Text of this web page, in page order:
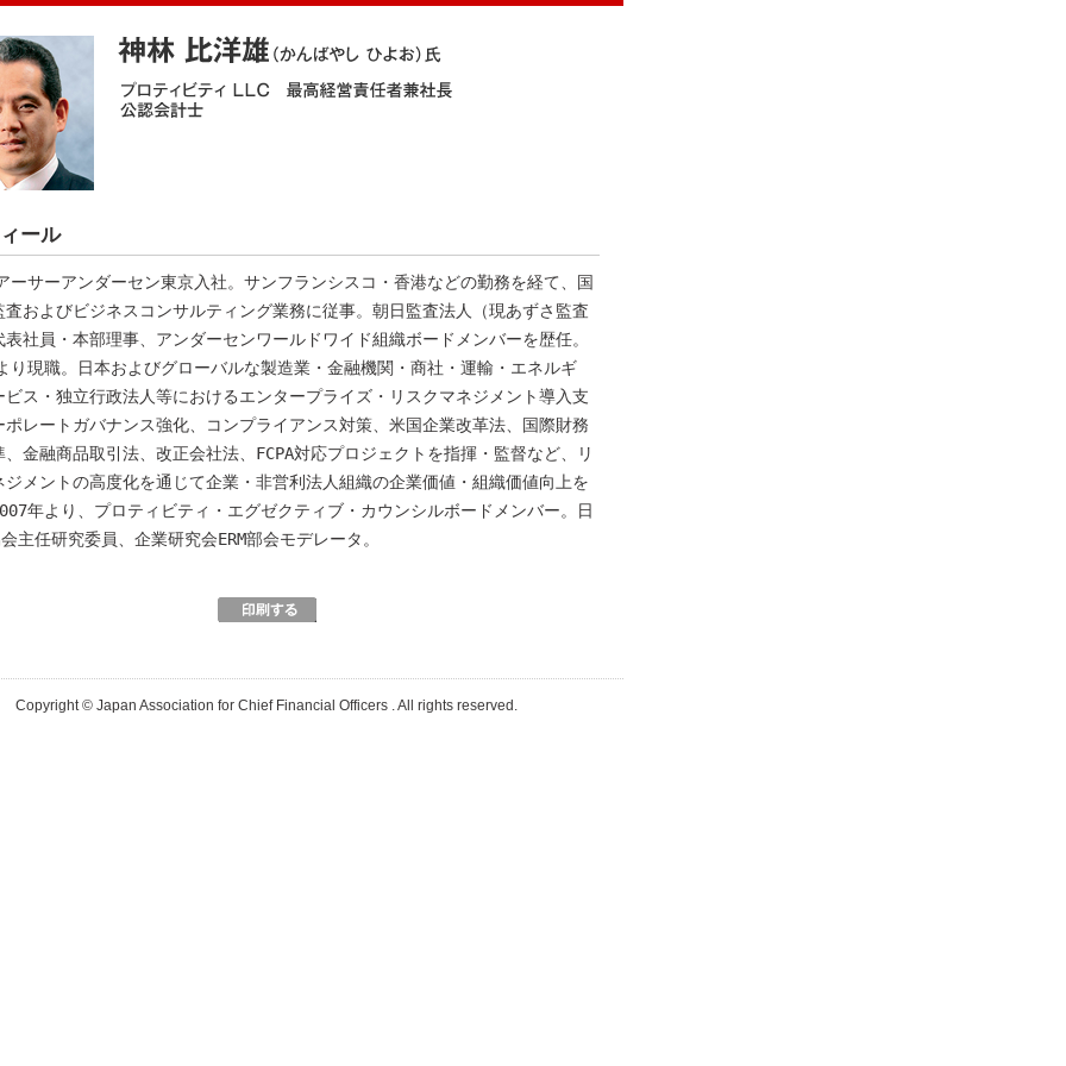
ール
ーサーアンダーセン東京入社。サンフランシスコ・香港などの勤務を経て、国
査およびビジネスコンサルティング業務に従事。朝日監査法人（現あずさ監査
表社員・本部理事、アンダーセンワールドワイド組織ボードメンバーを歴任。
り現職。日本およびグローバルな製造業・金融機関・商社・運輸・エネルギ
ビス・独立行政法人等におけるエンタープライズ・リスクマネジメント導入支
ポレートガバナンス強化、コンプライアンス対策、米国企業改革法、国際財務
、金融商品取引法、改正会社法、FCPA対応プロジェクトを指揮・監督など、リ
ジメントの高度化を通じて企業・非営利法人組織の企業価値・組織価値向上を
年より、プロティビティ・エグゼクティブ・カウンシルボードメンバー。日
主任研究委員、企業研究会ERM部会モデレータ。
Copyright © Japan Association for Chief Financial Officers . All rights reserved.